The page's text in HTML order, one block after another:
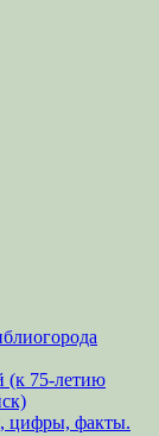
(к 75-летию
цифры, факты.